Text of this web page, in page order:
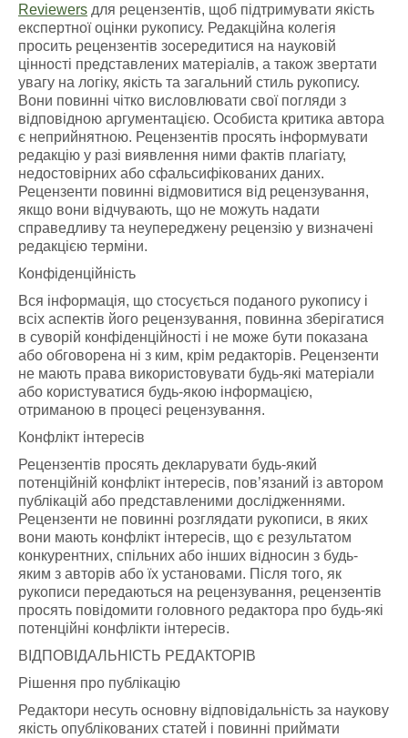
Reviewers для рецензентів, щоб підтримувати якість
експертної оцінки рукопису. Редакційна колегія
просить рецензентів зосередитися на науковій
цінності представлених матеріалів, а також звертати
увагу на логіку, якість та загальний стиль рукопису.
Вони повинні чітко висловлювати свої погляди з
відповідною аргументацією. Особиста критика автора
є неприйнятною. Рецензентів просять інформувати
редакцію у разі виявлення ними фактів плагіату,
недостовірних або сфальсифікованих даних.
Рецензенти повинні відмовитися від рецензування,
якщо вони відчувають, що не можуть надати
справедливу та неупереджену рецензію у визначені
редакцією терміни.
Конфіденційність
Вся інформація, що стосується поданого рукопису і
всіх аспектів його рецензування, повинна зберігатися
в суворій конфіденційності і не може бути показана
або обговорена ні з ким, крім редакторів. Рецензенти
не мають права використовувати будь-які матеріали
або користуватися будь-якою інформацією,
отриманою в процесі рецензування.
Конфлікт інтересів
Рецензентів просять декларувати будь-який
потенційній конфлікт інтересів, пов’язаний із автором
публікацій або представленими дослідженнями.
Рецензенти не повинні розглядати рукописи, в яких
вони мають конфлікт інтересів, що є результатом
конкурентних, спільних або інших відносин з будь-
яким з авторів або їх установами. Після того, як
рукописи передаються на рецензування, рецензентів
просять повідомити головного редактора про будь-які
потенційні конфлікти інтересів.
ВІДПОВІДАЛЬНІСТЬ РЕДАКТОРІВ
Рішення про публікацію
Редактори несуть основну відповідальність за наукову
якість опублікованих статей і повинні приймати